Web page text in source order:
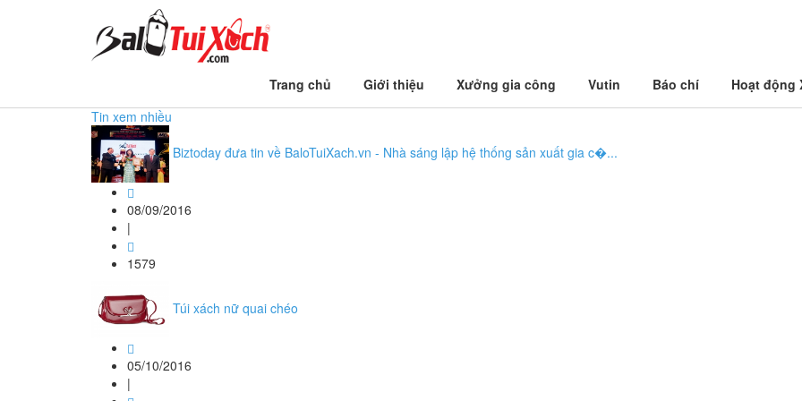
Trang chủ Giới thiệu Xưởng gia công Vutin Báo chí Hoạt động
Tin xem nhiều
Biztoday đưa tin về BaloTuiXach.vn - Nhà sáng lập hệ thống sản xuất gia c�...
08/09/2016
|
1579
Túi xách nữ quai chéo
05/10/2016
|